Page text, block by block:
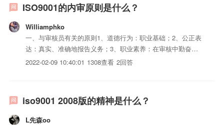
ISO9001的内审原则是什么？
Williamphko
一、与审核员有关的原则1、道德行为：职业基础；2、公正表
达：真实、准确地报告义务；3、职业素养：在审核中勤奋并
具有判断力。二、与审核过程有关的原则1、独立性：审核的
2022-02-09 10:40:01 1308查看 2回答
iso9001 2008版的精神是什么？
L先森oo